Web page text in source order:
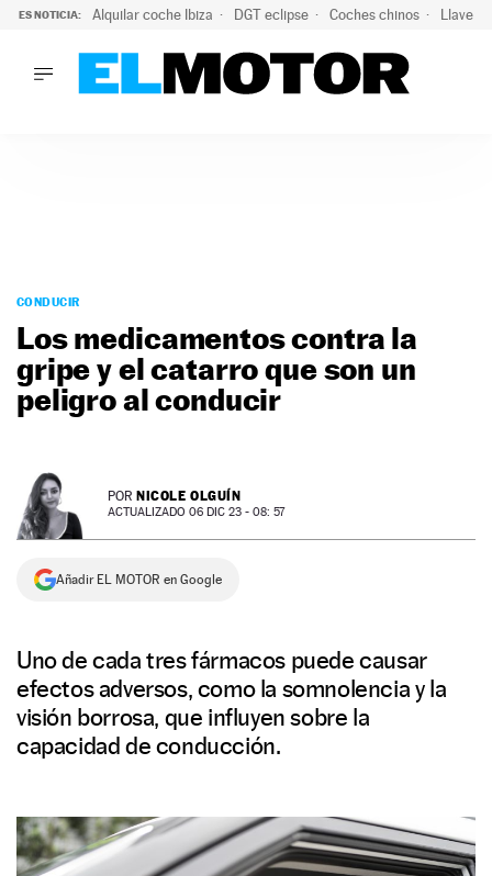
ES NOTICIA: Alquilar coche Ibiza DGT eclipse Coches chinos Llaves
PODCAST
MOTOS
TECNOLOGÍA
SUPERCOCHES
MOTORTV
SERVICIOS
NEWSLETTER
SÍGUENOS
CONDUCIR
Los medicamentos contra la
gripe y el catarro que son un
peligro al conducir
POR NICOLE OLGUÍN
ACTUALIZADO 06 DIC 23 - 08: 57
Añadir EL MOTOR en Google
Uno de cada tres fármacos puede causar
efectos adversos, como la somnolencia y la
visión borrosa, que influyen sobre la
capacidad de conducción.